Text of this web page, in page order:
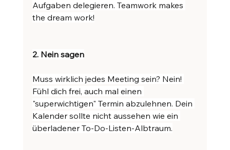
Aufgaben delegieren. Teamwork makes
the dream work!
2. Nein sagen
Muss wirklich jedes Meeting sein? Nein!
Fühl dich frei, auch mal einen
"superwichtigen" Termin abzulehnen. Dein
Kalender sollte nicht aussehen wie ein
überladener To-Do-Listen-Albtraum.